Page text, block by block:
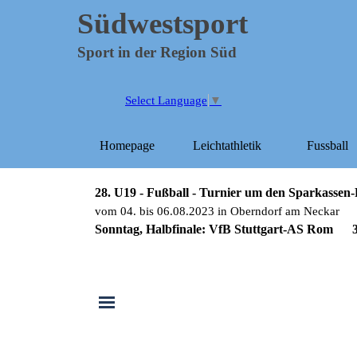
Homepage Leichtathletik ▼
Fussball
Südwestsport
Select Language ▼
Sport in der Region Süd
28. U19 - Fußball - Turnier um den
vom 04. bis 06.08.2023 in Oberndorf am Neckar
Sonntag, Halbfinale:VfB Stuttgart-AS Rom